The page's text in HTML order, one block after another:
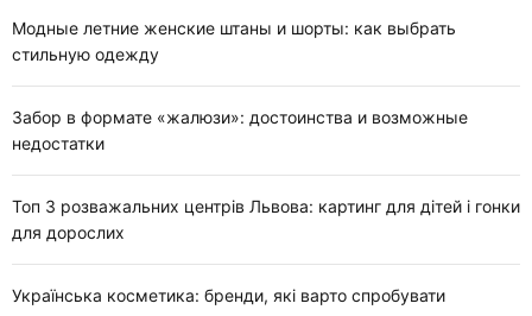
:Модные летние женские штаны и шорты: как выбрать
стильную одежду
Забор в формате «жалюзи»: достоинства и возможные
недостатки
Топ 3 розважальних центрів Львова: картинг для дітей і гонки
для дорослих
Українська косметика: бренди, які варто спробувати